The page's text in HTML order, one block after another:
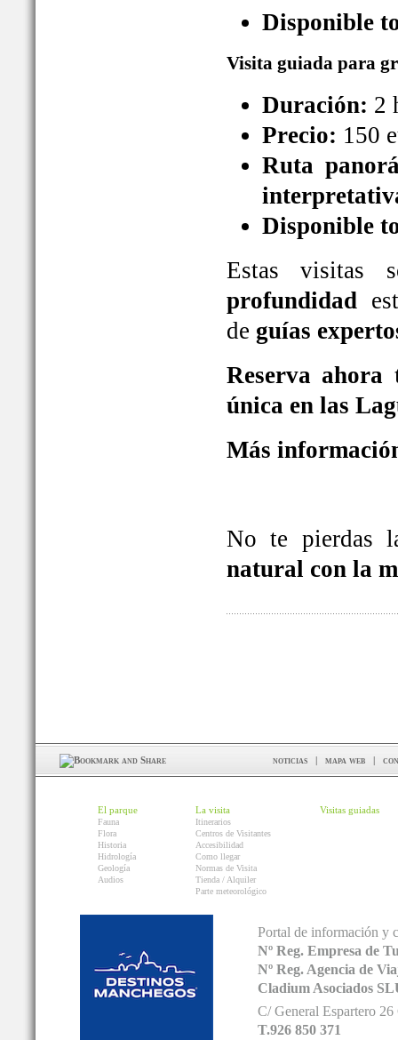
Disponible
Visita guiada para
Duración: 2
Precio: 150
Ruta
Disponible
Estas
profundidad
de guías
Reserva
única en las
Más
No te pierdas
natural con la
noticias mapa web
El parque
Fauna
Flora
Historia
Hidrología
Geología
Audios
La visita
Itinerarios
Centros de Visitantes
Accesibilidad
Como llegar
Normas de Visita
Tienda / Alquiler
Parte meteorológico
Visitas guiadas
Portal de información y
Nº Reg. Empresa de
Nº Reg. Agencia de
Cladium Asociados
C/ General Espartero
T.926 850 371